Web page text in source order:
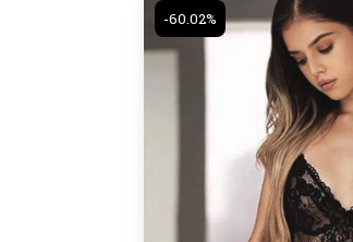
-60.02%